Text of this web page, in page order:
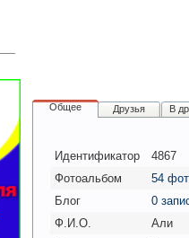
Общее Друзья В
Идентификатор
4867
Фотоальбом
54
Блог
0
Ф.И.О.
Али